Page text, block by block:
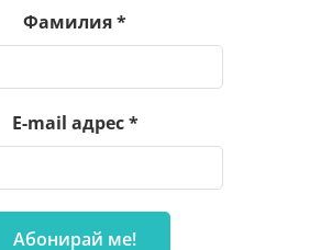
Фамилия*
E-mail адрес*